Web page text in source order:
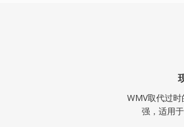
WMV取代过
强，适用